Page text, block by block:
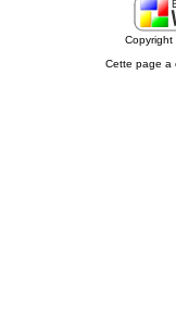
Cette page a